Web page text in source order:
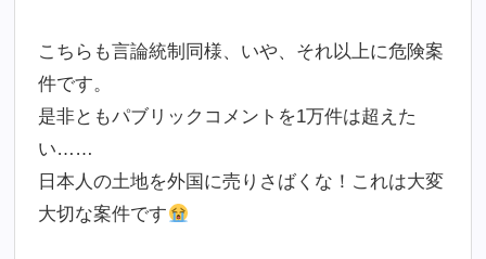
こちらも言論統制同様、いや、それ以上に危険案
件です。
是非ともパブリックコメントを1万件は超えた
い……
日本人の土地を外国に売りさばくな！これは大変
大切な案件です